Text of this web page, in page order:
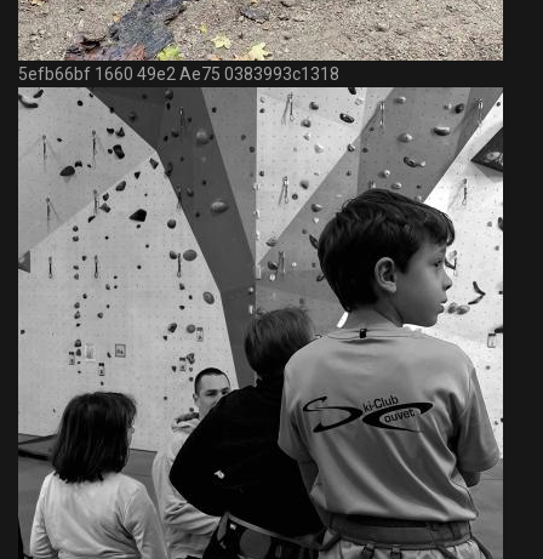
5efb66bf 1660 49e2 Ae75 0383993c1318